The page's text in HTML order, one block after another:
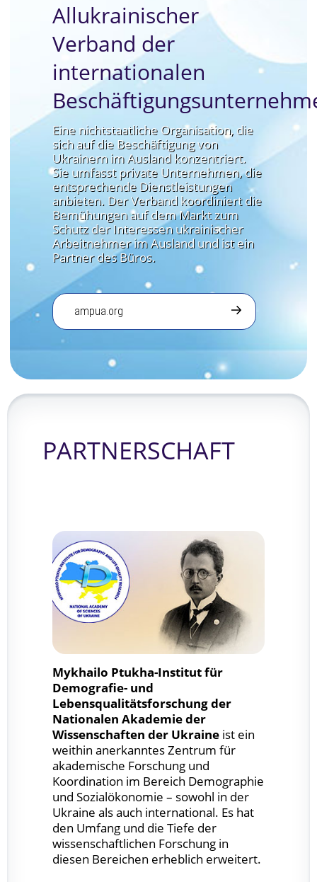
Allukrainischer
Verband der
internationalen
Eine nichtstaatliche Organisation, die
sich auf die Beschäftigung von
Ukrainern im Ausland konzentriert.
Sie umfasst private Unternehmen, die
entsprechende Dienstleistungen
anbieten. Der Verband koordiniert die
Bemühungen auf dem Markt zum
Schutz der Interessen ukrainischer
Arbeitnehmer im Ausland und ist ein
Partner des Büros.
ampua.org
PARTNERSCHAFT
Mykhailo Ptukha-Institut für
Demografie- und
Lebensqualitätsforschung der
Nationalen Akademie der
Wissenschaften der Ukraineist ein
weithin anerkanntes Zentrum für
akademische Forschung und
Koordination im Bereich Demographie
und Sozialökonomie – sowohl in der
Ukraine als auch international. Es hat
den Umfang und die Tiefe der
wissenschaftlichen Forschung in
diesen Bereichen erheblich erweitert.